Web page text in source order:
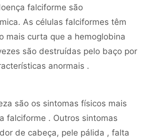
falciforme são
As células falciformes têm
mais curta que a hemoglobina
são destruídas pelo baço por
anormais .
são os sintomas físicos mais
falciforme . Outros sintomas
de cabeça, pele pálida , falta